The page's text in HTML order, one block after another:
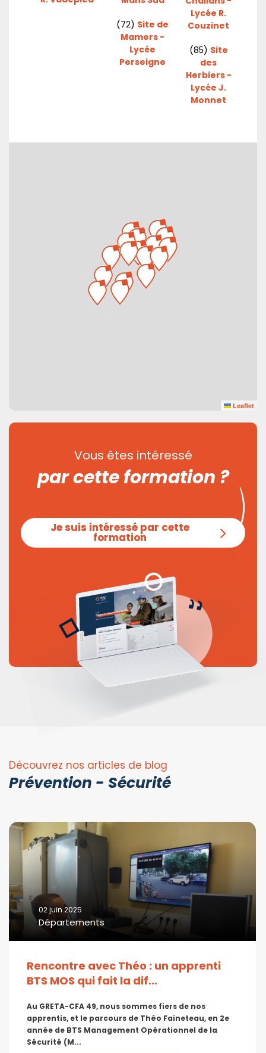
(72) Site de
Mamers -
Lycée
Perseigne
Lycée R.
Couzinet
(85) Site
des
Herbiers -
Lycée J.
Monnet
Leaflet
Vous êtes intéressé
par cette formation ?
Je suis intéressé par cette
formation
Découvrez nos articles de blog
Prévention - Sécurité
02 juin 2025
Départements
Rencontre avec Théo : un apprenti
BTS MOS qui fait la dif...
Au GRETA-CFA 49, nous sommes fiers de nos
apprentis, et le parcours de Théo Faineteau, en 2e
année de BTS Management Opérationnel de la
Sécurité (M...